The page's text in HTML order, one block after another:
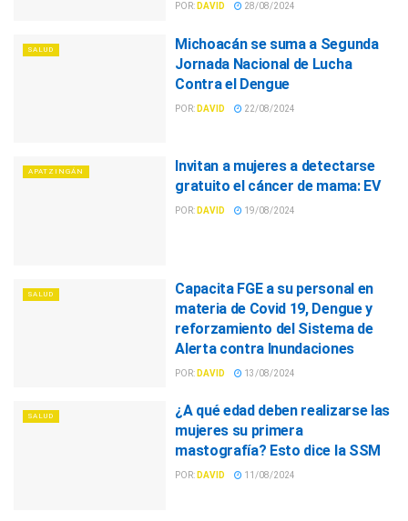
POR: DAVID 28/08/2024
SALUD
Michoacán se suma a Segunda
Jornada Nacional de Lucha
Contra el Dengue
POR: DAVID 22/08/2024
APATZINGÁN
Invitan a mujeres a detectarse
gratuito el cáncer de mama: EV
POR: DAVID 19/08/2024
SALUD
Capacita FGE a su personal en
materia de Covid 19, Dengue y
reforzamiento del Sistema de
Alerta contra Inundaciones
POR: DAVID 13/08/2024
SALUD
¿A qué edad deben realizarse las
mujeres su primera
mastografía? Esto dice la SSM
POR: DAVID 11/08/2024